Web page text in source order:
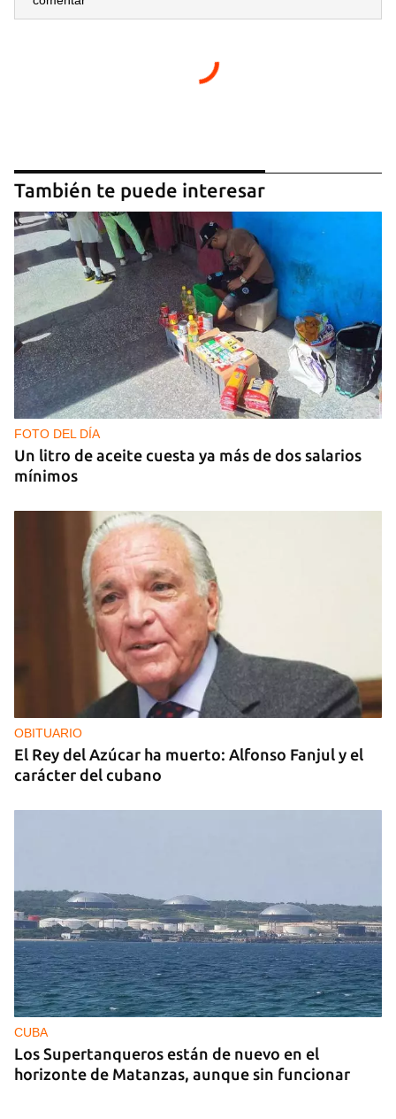
También te puede interesar
FOTO DEL DÍA
Un litro de aceite cuesta ya más de dos salarios
mínimos
OBITUARIO
El Rey del Azúcar ha muerto: Alfonso Fanjul y el
carácter del cubano
CUBA
Los Supertanqueros están de nuevo en el
horizonte de Matanzas, aunque sin funcionar